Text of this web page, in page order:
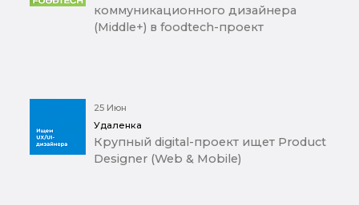
коммуникационного дизайнера
(Middle+) в foodtech-проект
25 Июн
Удаленка
Крупный digital-проект ищет Product
Designer (Web & Mobile)